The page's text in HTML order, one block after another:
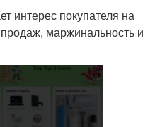
интерес покупателя на
маржинальность и